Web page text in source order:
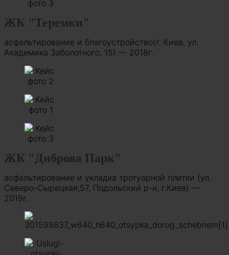
ЖК "Теремки"
асфальтирование и благоустройство(г. Киев, ул.
Академика Заболотного, 15) — 2018г.
ЖК "Диброва Парк"
асфальтирование и укладка тротуарной плитки (ул.
Северо-Сырецкая,57, Подольский р-н, г.Киев) —
2019г.